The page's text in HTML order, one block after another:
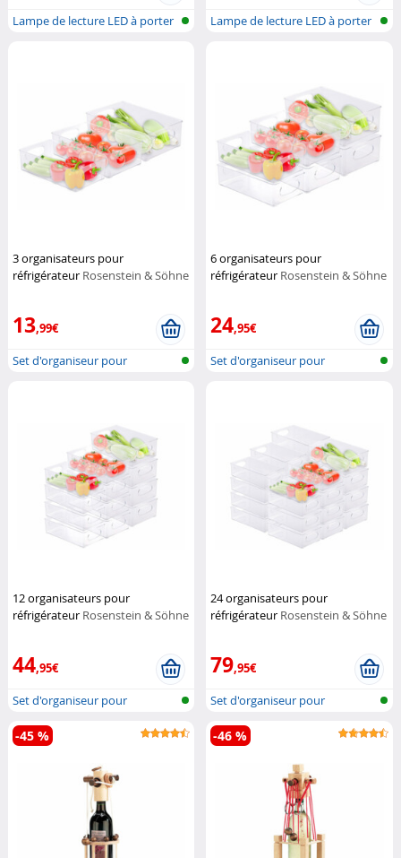
Lampe de lecture LED à porter
Lampe de lecture LED à porter
3 organisateurs pour
réfrigérateur Rosenstein & Söhne
13,99€
Set d'organiseur pour
6 organisateurs pour
réfrigérateur Rosenstein & Söhne
24,95€
Set d'organiseur pour
12 organisateurs pour
réfrigérateur Rosenstein & Söhne
44,95€
Set d'organiseur pour
réfrigérateur
24 organisateurs pour
réfrigérateur Rosenstein & Söhne
79,95€
Set d'organiseur pour
réfrigérateur
-45 % -46 %